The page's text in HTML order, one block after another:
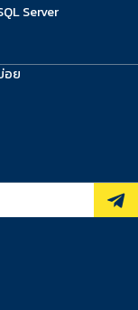
Server
อย